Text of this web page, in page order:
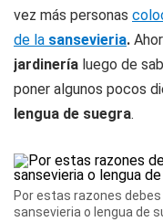
vez más personas
de la sansevieria.
jardinería luego de
poner algunos pocos
lengua de suegra.
Por estas razones
sansevieria o lengua de